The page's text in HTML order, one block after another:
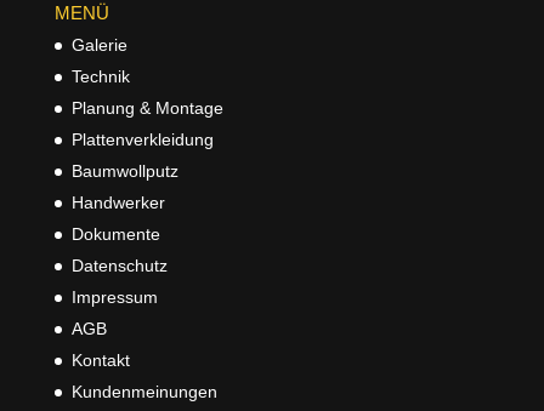
MENÜ
Galerie
Technik
Planung & Montage
Plattenverkleidung
Baumwollputz
Handwerker
Dokumente
Datenschutz
Impressum
AGB
Kontakt
Kundenmeinungen